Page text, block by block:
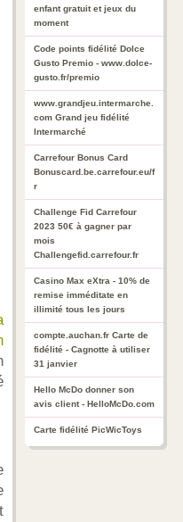
enfant gratuit et jeux du
moment
Code points fidélité Dolce
Gusto Premio - www.dolce-
gusto.fr/premio
www.grandjeu.intermarche.
com Grand jeu fidélité
Intermarché
Carrefour Bonus Card
Bonuscard.be.carrefour.eu/f
r
Challenge Fid Carrefour
2023 50€ à gagner par
mois
Challengefid.carrefour.fr
Casino Max eXtra - 10% de
remise imméditate en
illimité tous les jours
compte.auchan.fr Carte de
fidélité - Cagnotte à utiliser
31 janvier
Hello McDo donner son
avis client - HelloMcDo.com
Carte fidélité PicWicToys